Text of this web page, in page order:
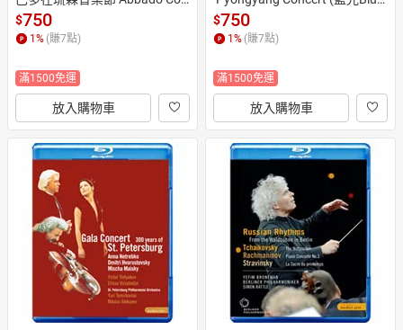
ducts Mahler No. 1 & Prokofiev
Piano Concerto No. 3 (藍光Blu
-ray) 【EuroArts】
$750
1 % (賺7點)
滿1500免運
放入購物車
ay) 【EuroArts】
$750
1 % (賺7點)
滿1500免運
放入購物車